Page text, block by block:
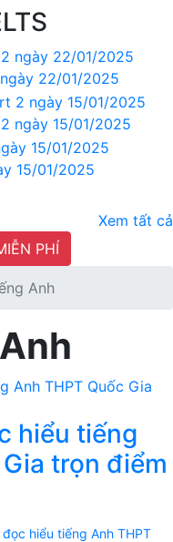
22/01/2025
ngày 15/01/2025
15/01/2025
Xem tất cả
PHÍ
Anh
hiểu tiếng
trọn điểm
hiểu tiếng Anh THPT